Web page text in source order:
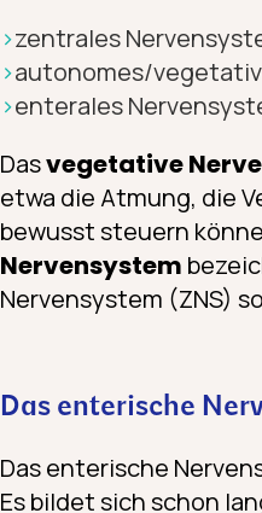
zentrales
autonomes/
enterales
Dasvegetative
etwa die Atmung, die
bewusst steuern
Nervensystem
Nervensystem (ZNS)
Das enterische
Das enterische
Es bildet sich schon